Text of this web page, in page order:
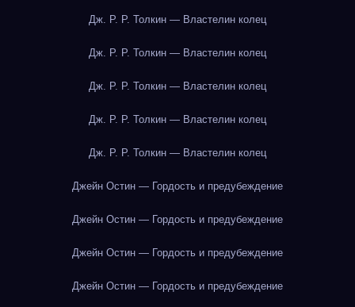
Дж. Р. Р. Толкин — Властелин колец
Дж. Р. Р. Толкин — Властелин колец
Дж. Р. Р. Толкин — Властелин колец
Дж. Р. Р. Толкин — Властелин колец
Дж. Р. Р. Толкин — Властелин колец
Джейн Остин — Гордость и предубеждение
Джейн Остин — Гордость и предубеждение
Джейн Остин — Гордость и предубеждение
Джейн Остин — Гордость и предубеждение